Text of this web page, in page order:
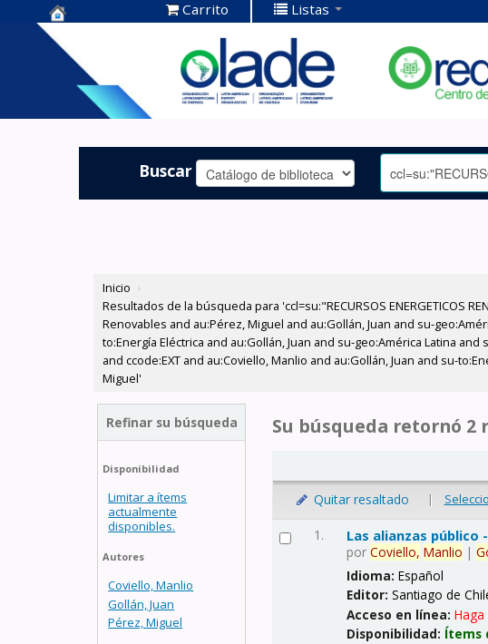
Centro de
Documentación
OLADE -
Carrito Listas
Buscar
Inicio ›
Resultados de la búsqueda para 'ccl=su:"RECURSOS ENERGETICOS
Renovables and au:Pérez, Miguel and au:Gollán, Juan and su-
to:Energía Eléctrica and au:Gollán, Juan and su-geo:América Latina
and ccode:EXT and au:Coviello, Manlio and au:Gollán, Juan and su-
Miguel'
Refinar su búsqueda
Disponibilidad
Limitar a ítems
actualmente
disponibles.
Autores
Coviello, Manlio
Gollán, Juan
Pérez, Miguel
Su búsqueda retornó 2
Quitar resaltado |
1. Las alianzas público
porCoviello, Manlio |
Idioma:Español
Editor:Santiago de
Acceso en línea:Haga
Disponibilidad: Ítems